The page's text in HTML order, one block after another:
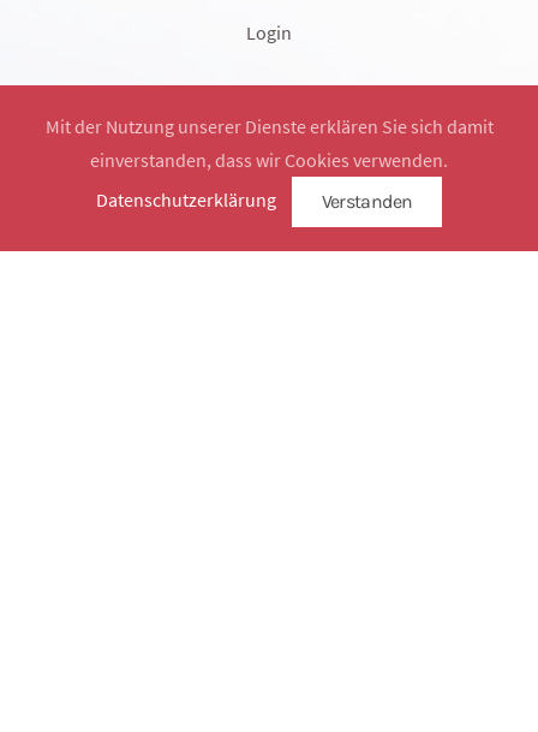
Login
Mit der Nutzung unserer Dienste erklären Sie sich damit
einverstanden, dass wir Cookies verwenden.
Datenschutzerklärung
Verstanden